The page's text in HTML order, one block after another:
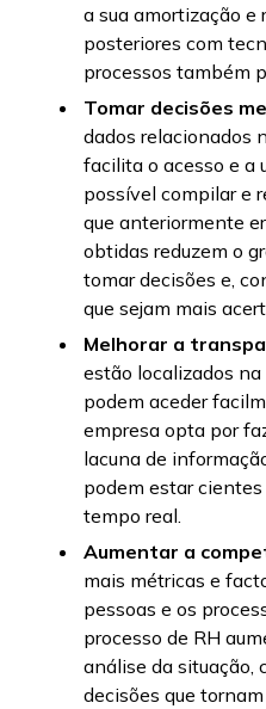
a sua amortização e
posteriores com
processos também
Tomar decisões
dados relacionados
facilita o acesso e a
possível compilar e
que anteriormente
obtidas reduzem o
tomar decisões e,
que sejam mais
Melhorar a
estão localizados
podem aceder
empresa opta por
lacuna de
podem estar
tempo real.
Aumentar a
mais métricas e
pessoas e os
processo de RH
análise da situação,
decisões que